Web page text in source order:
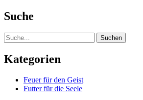
Suche
Suche
Kategorien
Feuer für den Geist
Futter für die Seele